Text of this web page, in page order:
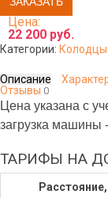
Цена:
22 200 руб.
Категории:
Описание
Отзывы 0
Цена указана с
загрузка машины
ТАРИФЫ НА